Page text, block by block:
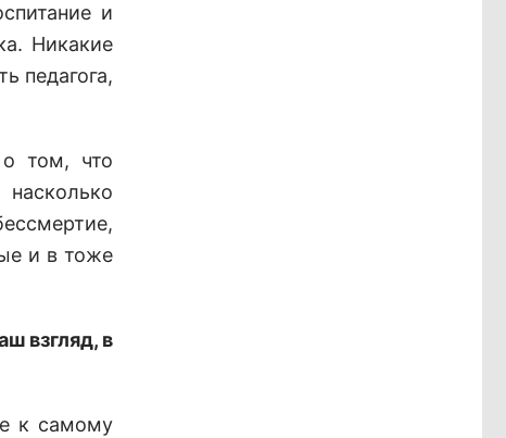
и
Никакие
педагога,
о том, что
и в тоже
взгляд, в
к самому